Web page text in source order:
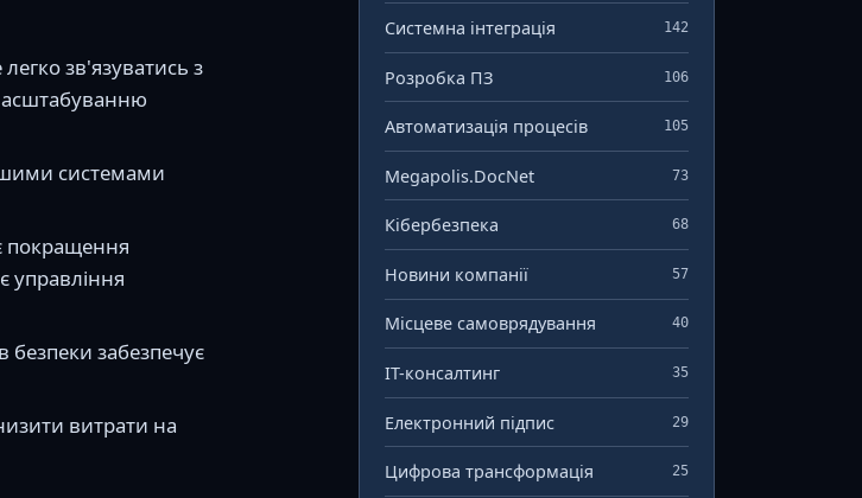
зв'язуватись з
системами
покращення
управління
безпеки забезпечує
витрати на
Системна інтеграція 142
Розробка ПЗ 106
Автоматизація процесів 105
Megapolis.DocNet 73
Кібербезпека 68
Новини компанії 57
Місцеве самоврядування 40
ІТ-консалтинг 35
Електронний підпис 29
Цифрова трансформація 25